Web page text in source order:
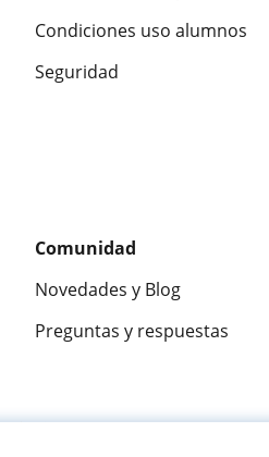
Condiciones uso alumnos
Seguridad
Comunidad
Novedades y Blog
Preguntas y respuestas